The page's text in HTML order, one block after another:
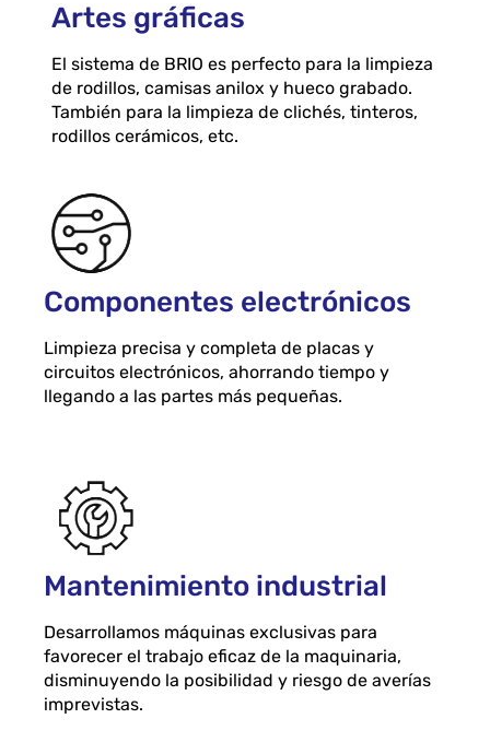
Artes gráficas
El sistema de BRIO es perfecto para la limpieza
de rodillos, camisas anilox y hueco grabado.
También para la limpieza de clichés, tinteros,
rodillos cerámicos, etc.
Componentes electrónicos
Limpieza precisa y completa de placas y
circuitos electrónicos, ahorrando tiempo y
llegando a las partes más pequeñas.
Mantenimiento industrial
Desarrollamos máquinas exclusivas para
favorecer el trabajo eficaz de la maquinaria,
disminuyendo la posibilidad y riesgo de averías
imprevistas.